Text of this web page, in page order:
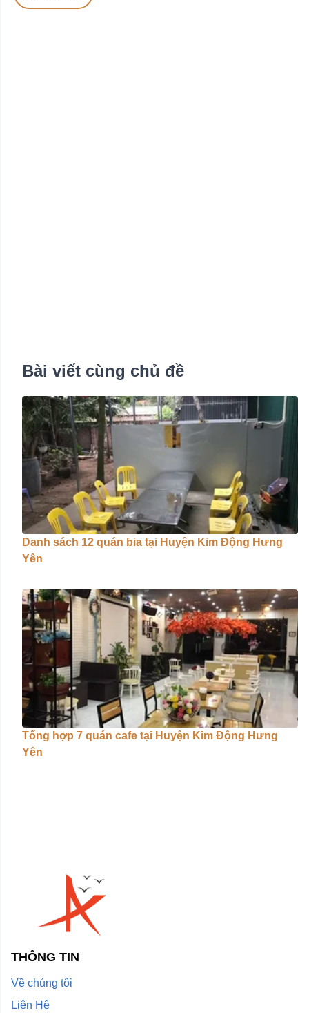
Bài viết cùng chủ đề
Danh sách 12 quán bia tại Huyện Kim Động Hưng
Yên
Tổng hợp 7 quán cafe tại Huyện Kim Động Hưng
Yên
THÔNG TIN
Về chúng tôi
Liên Hệ